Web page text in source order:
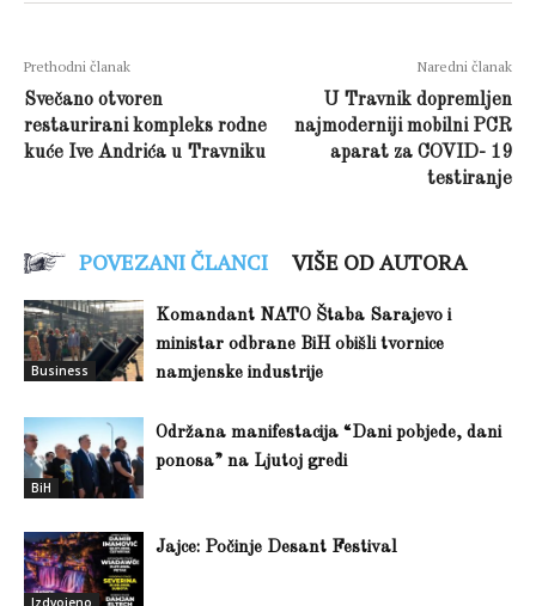
Prethodni članak
Svečano otvoren
restaurirani kompleks rodne
kuće Ive Andrića u Travniku
Naredni članak
U Travnik dopremljen
najmoderniji mobilni PCR
aparat za COVID- 19
testiranje
POVEZANI ČLANCI VIŠE OD AUTORA
Business
Komandant NATO Štaba Sarajevo i
ministar odbrane BiH obišli tvornice
namjenske industrije
BiH
Održana manifestacija “Dani pobjede, dani
ponosa” na Ljutoj gredi
Jajce: Počinje Desant Festival